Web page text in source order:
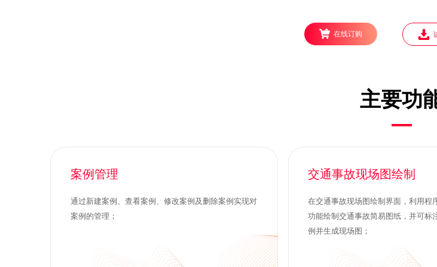
在线订购
主要功
案例管理
通过新建案例、查看案例、修改案例及删除案例实现对
案例的管理；
交通事故现场图绘制
在交通事故现场图绘制界面，利用程
功能绘制交通事故简易图纸，并可标
例并生成现场图；